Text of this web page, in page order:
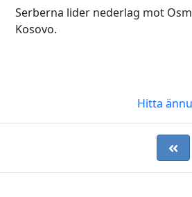
Serberna lider nederlag mot
Kosovo.
Hitta